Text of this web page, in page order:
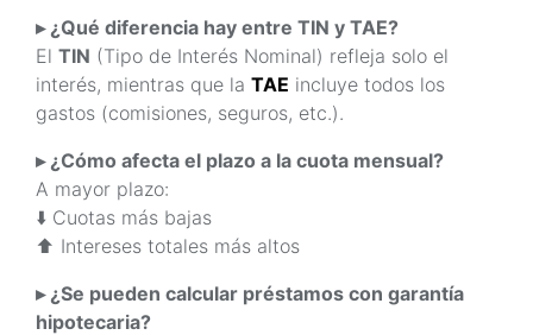
▸ ¿Qué diferencia hay entre TIN y TAE?
El TIN (Tipo de Interés Nominal) refleja solo el
interés, mientras que la TAE incluye todos los
gastos (comisiones, seguros, etc.).
▸ ¿Cómo afecta el plazo a la cuota mensual?
A mayor plazo:
⬇️ Cuotas más bajas
⬆️ Intereses totales más altos
▸ ¿Se pueden calcular préstamos con garantía
hipotecaria?